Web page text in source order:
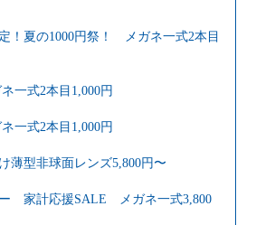
！夏の1000円祭！ メガネ一式2本目
一式2本目1,000円
一式2本目1,000円
薄型非球面レンズ5,800円〜
家計応援SALE メガネ一式3,800